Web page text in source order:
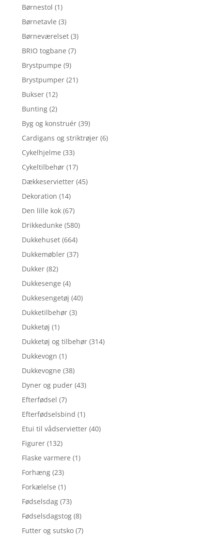
Børnestol (1)
Børnetavle (3)
Børneværelset (3)
BRIO togbane (7)
Brystpumpe (9)
Brystpumper (21)
Bukser (12)
Bunting (2)
Byg og konstruér (39)
Cardigans og striktrøjer (6)
Cykelhjelme (33)
Cykeltilbehør (17)
Dækkeservietter (45)
Dekoration (14)
Den lille kok (67)
Drikkedunke (580)
Dukkehuset (664)
Dukkemøbler (37)
Dukker (82)
Dukkesenge (4)
Dukkesengetøj (40)
Dukketilbehør (3)
Dukketøj (1)
Dukketøj og tilbehør (314)
Dukkevogn (1)
Dukkevogne (38)
Dyner og puder (43)
Efterfødsel (7)
Efterfødselsbind (1)
Etui til vådservietter (40)
Figurer (132)
Flaske varmere (1)
Forhæng (23)
Forkælelse (1)
Fødselsdag (73)
Fødselsdagstog (8)
Futter og sutsko (7)